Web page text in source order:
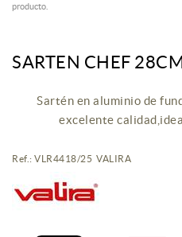
producto.
SARTEN CHEF
Sartén en aluminio de
excelente
Ref.: VLR4418/25 VALIRA